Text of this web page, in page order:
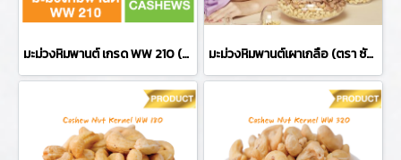
มะม่วงหิมพานต์ เกรด WW 210 (ตรา ซันเกรนส์) มะม่วงหิมพานต์เผาเกลือ (ตรา ซันเกรนส์)